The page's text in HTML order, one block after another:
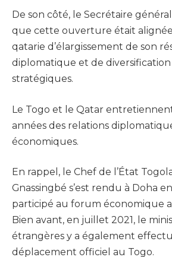
De son côté, le Secrétaire
que cette ouverture était
qatarie d’élargissement de son
diplomatique et de diversification
stratégiques.
Le Togo et le Qatar
années des relations
économiques.
En rappel, le Chef de l’État
Gnassingbé s’est rendu à Doha
participé au forum économique
Bien avant, en juillet 2021, le
étrangères y a également
déplacement officiel au Togo.